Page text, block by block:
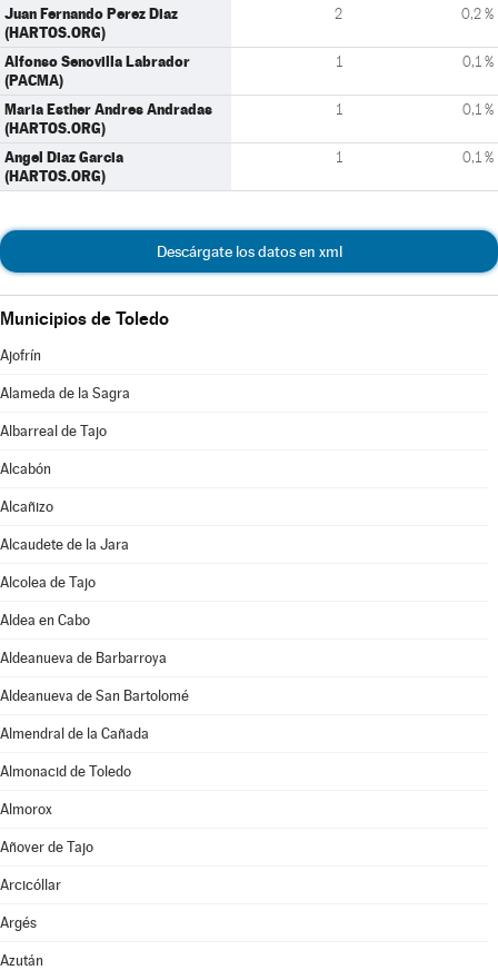
Juan Fernando Perez Diaz
(HARTOS.ORG)
2 0,2 %
Alfonso Senovilla Labrador
(PACMA)
1 0,1 %
Maria Esther Andres Andradas
(HARTOS.ORG)
1 0,1 %
Angel Diaz Garcia
(HARTOS.ORG)
1 0,1 %
Descárgate los datos en xml
Municipios de Toledo
Ajofrín
Alameda de la Sagra
Albarreal de Tajo
Alcabón
Alcañizo
Alcaudete de la Jara
Alcolea de Tajo
Aldea en Cabo
Aldeanueva de Barbarroya
Aldeanueva de San Bartolomé
Almendral de la Cañada
Almonacid de Toledo
Almorox
Añover de Tajo
Arcicóllar
Argés
Azután